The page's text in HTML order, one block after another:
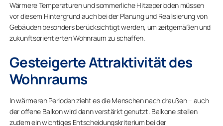
Wärmere Temperaturen und sommerliche Hitzeperioden müssen
vor diesem Hintergrund auch bei der Planung und Realisierung von
Gebäuden besonders berücksichtigt werden, um zeitgemäßen und
zukunftsorientierten Wohnraum zu schaffen.
Gesteigerte Attraktivität des
Wohnraums
In wärmeren Perioden zieht es die Menschen nach draußen – auch
der offene Balkon wird dann verstärkt genutzt. Balkone stellen
zudem ein wichtiges Entscheidungskriterium bei der